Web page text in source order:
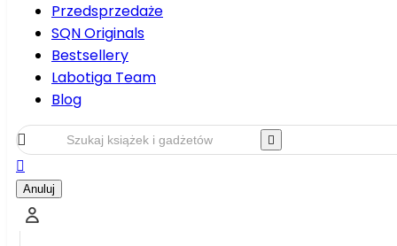
Przedsprzedaże
SQN Originals
Bestsellery
Labotiga Team
Blog
 

Anuluj